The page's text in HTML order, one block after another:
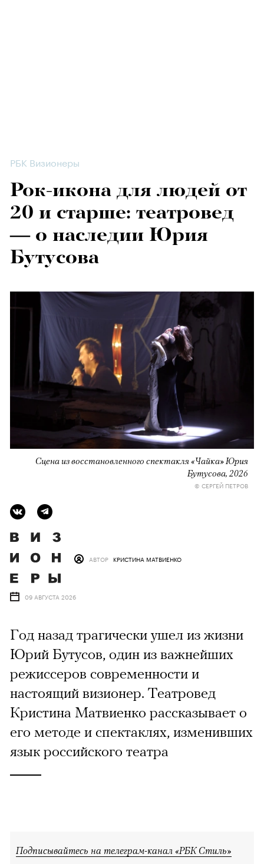
РБК Визионеры
Рок-икона для людей от
20 и старше: театровед
— о наследии Юрия
Бутусова
Сцена из восстановленного спектакля «Чайка» Юрия
Бутусова, 2026
© СЕРГЕЙ ПЕТРОВ
АВТОР КРИСТИНА МАТВИЕНКО
09 АВГУСТА 2026
Год назад трагически ушел из жизни
Юрий Бутусов, один из важнейших
режиссеров современности и
настоящий визионер. Театровед
Кристина Матвиенко рассказывает о
его методе и спектаклях, изменивших
язык российского театра
Подписывайтесь на телеграм-канал «РБК Стиль»